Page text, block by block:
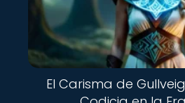
El Carisma de